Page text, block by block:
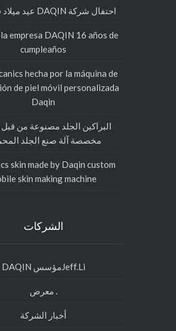
احتفال شركة DAQIN عيد ميلاد 16 سنة!
Celebra la empresa DAQIN 16 años de
cumpleaños
Piel Volcanics hecha por la máquina de
fabricación de piel móvil personalizada
البراكين الجلد مصنوعة من قبل Daqin
مخصصة آلة صنع الجلد المحمول
Volcanics skin made by Daqin custom
mobile skin making machine
الشركات
أخبار الشركة